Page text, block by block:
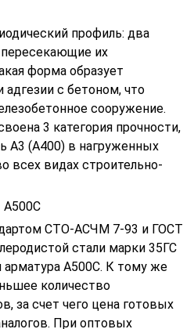
профиль: два
их
форма образует
адгезии с бетоном, что
сооружение.
3 категория прочности,
А3 (А400) в нагруженных
всех видах строительно-
А500С
СТО-АСЧМ 7-93 и ГОСТ
стали марки 35ГС
арматура А500С. К тому же
количество
за счет чего цена готовых
При оптовых